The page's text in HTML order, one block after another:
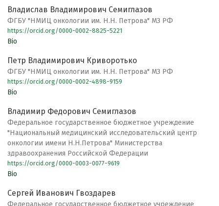
Владислав Владимирович Семиглазов
ФГБУ "НМИЦ онкологии им. Н.Н. Петрова" МЗ РФ
https://orcid.org/0000-0002-8825-5221
Bio
Петр Владимирович Криворотько
ФГБУ "НМИЦ онкологии им. Н.Н. Петрова" МЗ РФ
https://orcid.org/0000-0002-4898-9159
Bio
Владимир Федорович Семиглазов
Федеральное государственное бюджетное учреждение
"Национальный медицинский исследовательский центр
онкологии имени Н.Н.Петрова" Министерства
здравоохранения Российской Федерации
https://orcid.org/0000-0003-0077-9619
Bio
Сергей Иванович Гвоздарев